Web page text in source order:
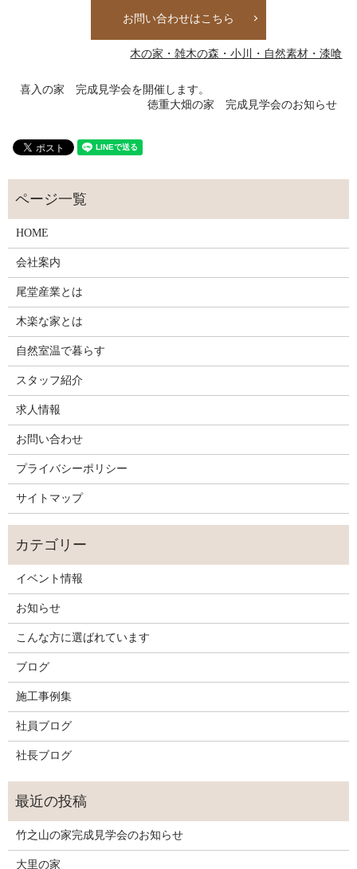
お問い合わせはこちら
木の家・雑木の森・小川・自然素材・漆喰
喜入の家 完成見学会を開催します。
徳重大畑の家 完成見学会のお知らせ
HOME
会社案内
尾堂産業とは
木楽な家とは
自然室温で暮らす
スタッフ紹介
求人情報
お問い合わせ
プライバシーポリシー
サイトマップ
イベント情報
お知らせ
こんな方に選ばれています
ブログ
施工事例集
社員ブログ
社長ブログ
竹之山の家完成見学会のお知らせ
大里の家